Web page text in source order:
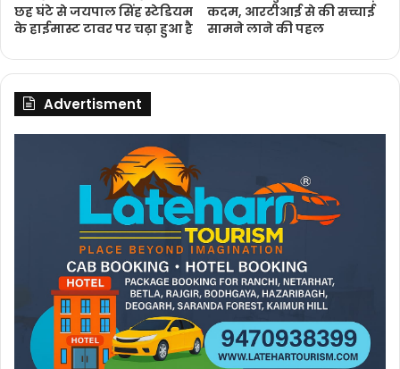
छह घंटे से जयपाल सिंह स्टेडियम
के हाईमास्ट टावर पर चढ़ा हुआ है
कदम, आरटीआई से की सच्चाई
सामने लाने की पहल
Advertisment